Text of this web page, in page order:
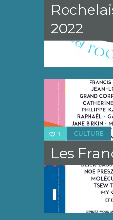
2022
1 CULTURE
Les